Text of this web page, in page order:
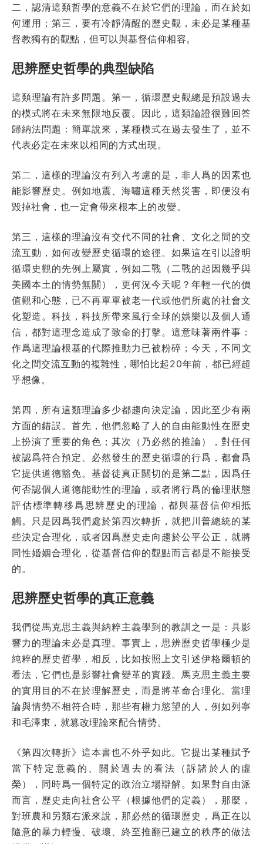
二，認清這類哲學的意義不在於它們的理論，而在於如
何運用；第三，要有冷靜清醒的歷史觀，未必是某種基
督教獨有的觀點，但可以與基督信仰相容。
思辨歷史哲學的典型缺陷
這類理論有許多問題。第一，循環歷史觀總是預設過去
的模式將在未來無限地反覆。因此，這類論證很難回答
歸納法問題：簡單說來，某種模式在過去發生了，並不
代表必定在未來以相同的方式出現。
第二，這樣的理論沒有列入考慮的是，非人爲的因素也
能影響歷史。例如地震、海嘯這種天然災害，即便沒有
毀掉社會，也一定會帶來根本上的改變。
第三，這樣的理論沒有交代不同的社會、文化之間的交
流互動，如何改變歷史循環的途徑。如果這在引以證明
循環史觀的先例上屬實，例如二戰（二戰的起因幾乎與
美國本土的情勢無關），更何況今天呢？年輕一代的價
值觀和心態，已不再單單被老一代或他們所處的社會文
化塑造。科技，科技所帶來風行全球的娛樂以及個人通
信，都對這理念造成了致命的打擊。這意味著兩件事：
作爲這理論根基的代際推動力已被粉碎；今天，不同文
化之間交流互動的複雜性，哪怕比起20年前，都已經超
乎想像。
第四，所有這類理論多少都趨向決定論，因此至少有兩
方面的錯誤。首先，他們忽略了人的自由能動性在歷史
上扮演了重要的角色；其次（乃必然的推論），對任何
被認爲符合預定、必然發生的歷史循環的行爲，都會爲
它提供道德豁免。基督徒真正關切的是第二點，因爲任
何否認個人道德能動性的理論，或者將行爲的倫理狀態
評估標準轉移爲思辨歷史的理論，都與基督信仰相抵
觸。只是因爲我們處於第四次轉折，就把川普總統的某
些決定合理化，或者因爲歷史走向趨於公平公正，就將
同性婚姻合理化，從基督信仰的觀點而言都是不能接受
的。
思辨歷史哲學的真正意義
我們從馬克思主義與納粹主義學到的教訓之一是：具影
響力的理論未必是真理。事實上，思辨歷史哲學極少是
純粹的歷史哲學，相反，比如按照上文引述伊格爾頓的
看法，它們也是影響社會變革的實踐。馬克思主義主要
的實用目的不在於理解歷史，而是將革命合理化。當理
論與情勢不相符合時，那些有權力慾望的人，例如列寧
和毛澤東，就篡改理論來配合情勢。
《第四次轉折》這本書也不外乎如此。它提出某種賦予
當下特定意義的、關於過去的看法（訴諸於人的虛
榮），同時爲一個特定的政治立場辯解。如果對自由派
而言，歷史走向社會公平（根據他們的定義），那麼，
對班農和另類右派來說，那必然的循環歷史，爲正在以
隨意的暴力輕慢、破壞、終至推翻已建立的秩序的做法